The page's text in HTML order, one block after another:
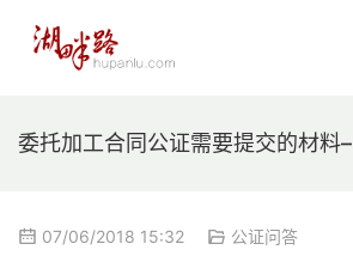
委托加工合同公证需要提交的材料–
07/06/2018 15:32 公证问答